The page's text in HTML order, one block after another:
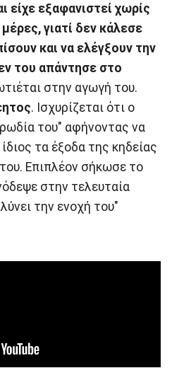
είχε εξαφανιστεί χωρίς
γιατί δεν κάλεσε
και να ελέγξουν την
του απάντησε στο
στην αγωγή του.
. Ισχυρίζεται ότι ο
του" αφήνοντας να
τα έξοδα της κηδείας
Επιπλέον σήκωσε το
στην τελευταία
την ενοχή του"